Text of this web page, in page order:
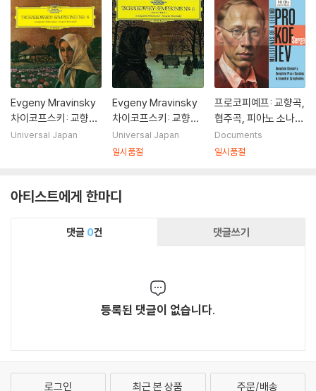
& Op.74 'Pathetiqu
e') [3 LP]
Evgeny Mravinsky
차이코프스키: 교향곡
4번 (Tchaikovsky:
Universal Japan
Evgeny Mravinsky
차이코프스키: 교향곡
6번 `비창` (Tchaikov
sky: Symphony Op.
Universal Japan
일시품절
프로코피예프: 교향곡,
협주곡, 피아노 소나타
등 대표 작품들 (Prok
ofiev - Milestones
Documents
일시품절
아티스트에게 한마디
댓글 0건 댓글쓰기
등록된 댓글이 없습니다.
로그인 최근 본 상품 주문/배송